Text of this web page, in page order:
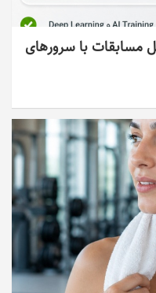
مسابقات با سرورهای